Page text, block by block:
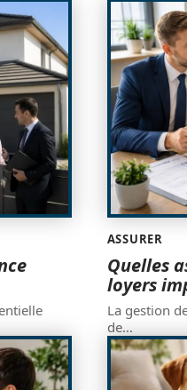
ASSURER
Quelles
loyers
La gestion
de…